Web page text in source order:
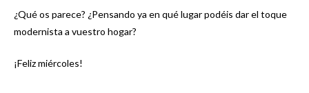
¿Qué os parece? ¿Pensando ya en qué lugar podéis dar el toque
modernista a vuestro hogar?
¡Feliz miércoles!